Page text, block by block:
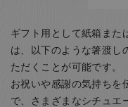
ギフト用として紙箱また
は、以下のような箸渡し
ただくことが可能です。
お祝いや感謝の気持ちを
で、さまざまなシチュエ